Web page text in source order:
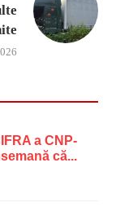
a CNP-
că...